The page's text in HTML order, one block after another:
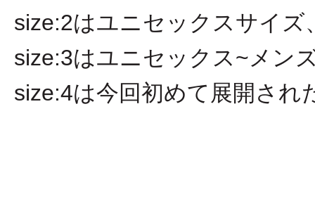
size:2はユニセックスサイズ
size:3はユニセックス~メン
size:4は今回初めて展開され